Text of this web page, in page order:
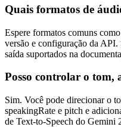
Quais formatos de
Espere formatos comuns
versão e configuração da
saída suportados na
Posso controlar o tom,
Sim. Você pode direcionar o
speakingRate e pitch e
de Text-to-Speech do Gemini